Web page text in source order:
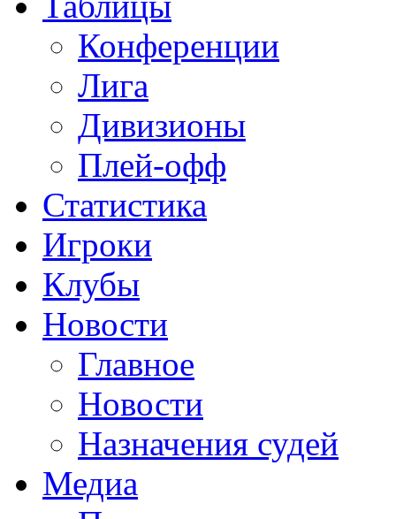
Конференции
Лига
Дивизионы
Плей-офф
Статистика
Игроки
Клубы
Новости
Главное
Новости
Назначения судей
Медиа